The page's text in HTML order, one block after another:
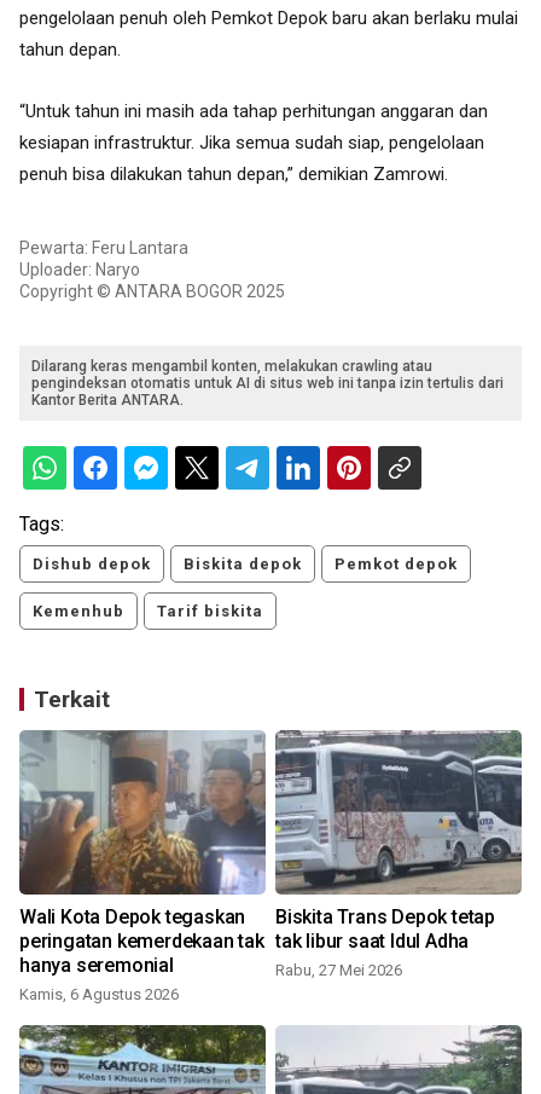
pengelolaan penuh oleh Pemkot Depok baru akan berlaku mulai
tahun depan.
“Untuk tahun ini masih ada tahap perhitungan anggaran dan
kesiapan infrastruktur. Jika semua sudah siap, pengelolaan
penuh bisa dilakukan tahun depan,” demikian Zamrowi.
Pewarta: Feru Lantara
Uploader: Naryo
Copyright © ANTARA BOGOR 2025
Dilarang keras mengambil konten, melakukan crawling atau
pengindeksan otomatis untuk AI di situs web ini tanpa izin tertulis dari
Kantor Berita ANTARA.
Tags:
Dishub depok Biskita depok Pemkot depok
Kemenhub Tarif biskita
Terkait
Wali Kota Depok tegaskan
peringatan kemerdekaan tak
hanya seremonial
Kamis, 6 Agustus 2026
Biskita Trans Depok tetap
tak libur saat Idul Adha
Rabu, 27 Mei 2026